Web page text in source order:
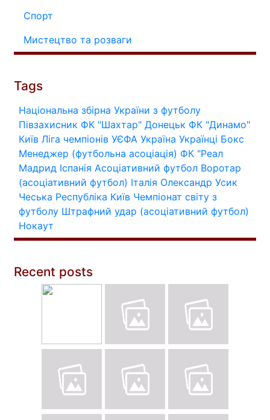
Спорт
Мистецтво та розваги
Tags
Національна збірна України з футболу
Півзахисник ФК "Шахтар" Донецьк ФК "Динамо"
Київ Ліга чемпіонів УЄФА Україна Українці Бокс
Менеджер (футбольна асоціація) ФК "Реал
Мадрид Іспанія Асоціативний футбол Воротар
(асоціативний футбол) Італія Олександр Усик
Чеська Республіка Київ Чемпіонат світу з
футболу Штрафний удар (асоціативний футбол)
Нокаут
Recent posts